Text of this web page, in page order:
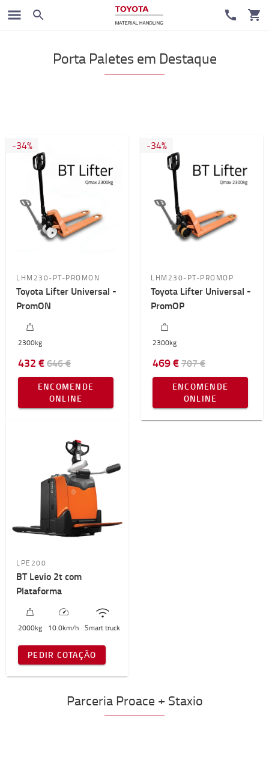
Porta Paletes em Destaque
-34%
LHM230-PT-PROMON
Toyota Lifter Universal -
PromON
2300kg
432 €646 €
ENCOMENDE
ONLINE
-34%
LHM230-PT-PROMOP
Toyota Lifter Universal -
PromOP
2300kg
469 €707 €
ENCOMENDE
ONLINE
LPE200
BT Levio 2t com
Plataforma
2000kg 10.0km/h Smart truck
PEDIR COTAÇÃO
Parceria Proace + Staxio